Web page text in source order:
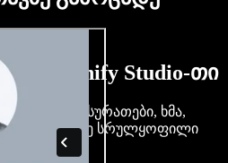
Speechify Studio-თი
უფასო სურათები, ხმა,
ხმა — ააწყე სრულყოფილი